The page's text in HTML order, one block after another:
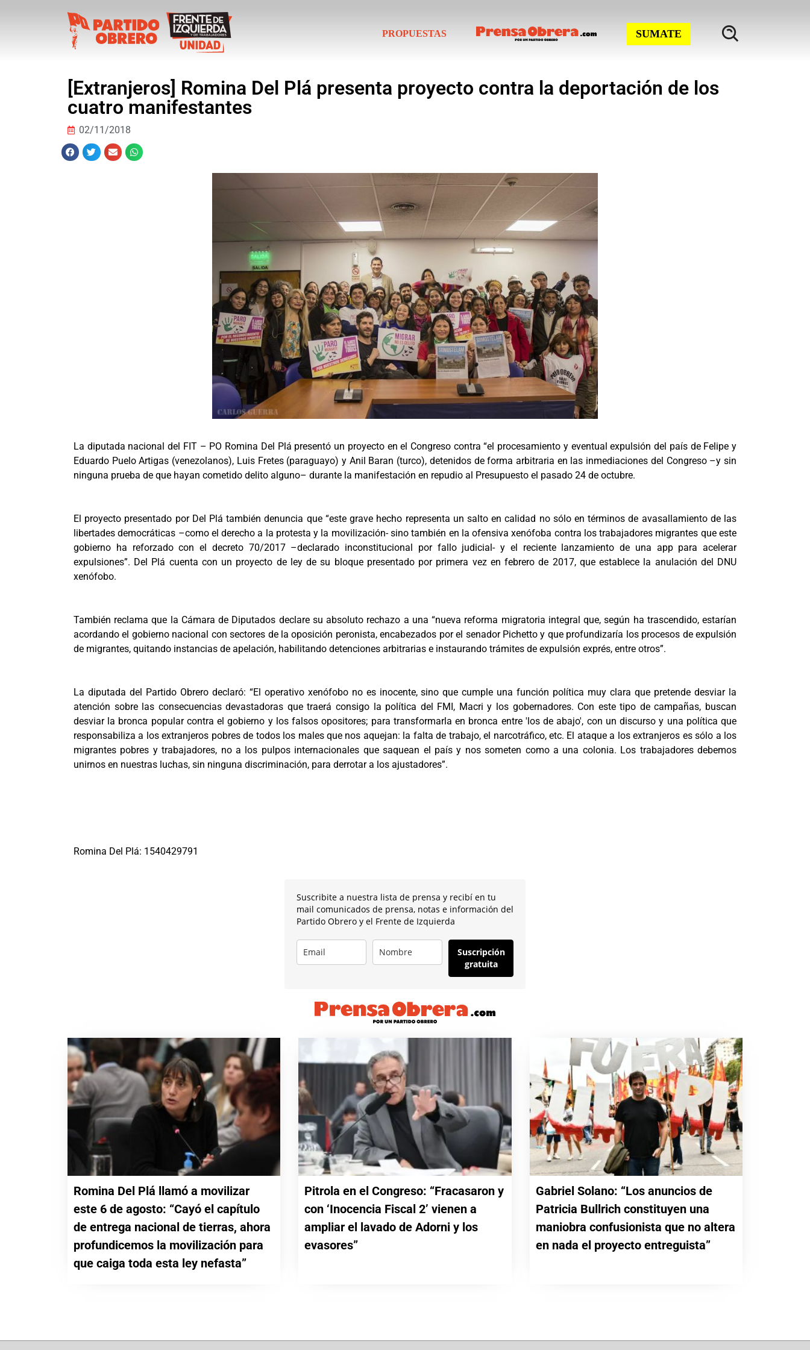
PROPUESTAS SUMATE
[Extranjeros] Romina Del Plá presenta proyecto contra la deportación de los
cuatro manifestantes
02/11/2018
La diputada nacional del FIT – PO Romina Del Plá presentó un proyecto en el Congreso contra “el procesamiento y eventual expulsión del país de Felipe y
Eduardo Puelo Artigas (venezolanos), Luis Fretes (paraguayo) y Anil Baran (turco), detenidos de forma arbitraria en las inmediaciones del Congreso –y sin
ninguna prueba de que hayan cometido delito alguno– durante la manifestación en repudio al Presupuesto el pasado 24 de octubre.
El proyecto presentado por Del Plá también denuncia que “este grave hecho representa un salto en calidad no sólo en términos de avasallamiento de las
libertades democráticas –como el derecho a la protesta y la movilización- sino también en la ofensiva xenófoba contra los trabajadores migrantes que este
gobierno ha reforzado con el decreto 70/2017 –declarado inconstitucional por fallo judicial- y el reciente lanzamiento de una app para acelerar
expulsiones”. Del Plá cuenta con un proyecto de ley de su bloque presentado por primera vez en febrero de 2017, que establece la anulación del DNU
xenófobo.
También reclama que la Cámara de Diputados declare su absoluto rechazo a una “nueva reforma migratoria integral que, según ha trascendido, estarían
acordando el gobierno nacional con sectores de la oposición peronista, encabezados por el senador Pichetto y que profundizaría los procesos de expulsión
de migrantes, quitando instancias de apelación, habilitando detenciones arbitrarias e instaurando trámites de expulsión exprés, entre otros”.
La diputada del Partido Obrero declaró: “El operativo xenófobo no es inocente, sino que cumple una función política muy clara que pretende desviar la
atención sobre las consecuencias devastadoras que traerá consigo la política del FMI, Macri y los gobernadores. Con este tipo de campañas, buscan
desviar la bronca popular contra el gobierno y los falsos opositores; para transformarla en bronca entre 'los de abajo', con un discurso y una política que
responsabiliza a los extranjeros pobres de todos los males que nos aquejan: la falta de trabajo, el narcotráfico, etc. El ataque a los extranjeros es sólo a los
migrantes pobres y trabajadores, no a los pulpos internacionales que saquean el país y nos someten como a una colonia. Los trabajadores debemos
unirnos en nuestras luchas, sin ninguna discriminación, para derrotar a los ajustadores”.
Romina Del Plá: 1540429791
Suscribite a nuestra lista de prensa y recibí en tu
mail comunicados de prensa, notas e información del
Partido Obrero y el Frente de Izquierda
Suscripción
gratuita
Romina Del Plá llamó a movilizar
este 6 de agosto: “Cayó el capítulo
de entrega nacional de tierras, ahora
profundicemos la movilización para
que caiga toda esta ley nefasta”
Pitrola en el Congreso: “Fracasaron y
con ‘Inocencia Fiscal 2’ vienen a
ampliar el lavado de Adorni y los
evasores”
Gabriel Solano: “Los anuncios de
Patricia Bullrich constituyen una
maniobra confusionista que no altera
en nada el proyecto entreguista”